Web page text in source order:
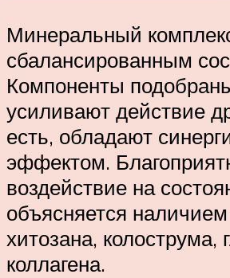
Минеральный
сбалансированным
Компоненты
усиливают действие
есть, обладают
эффектом.
воздействие на
объясняется
хитозана, колострума,
коллагена.